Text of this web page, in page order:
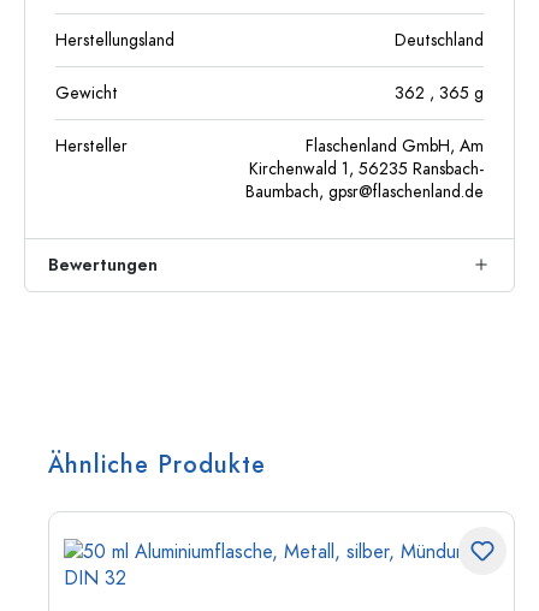
Herstellungsland Deutschland
Gewicht 362 , 365 g
Hersteller
Flaschenland GmbH, Am
Kirchenwald 1, 56235 Ransbach-
Baumbach, gpsr@flaschenland.de
Bewertungen
Ähnliche Produkte